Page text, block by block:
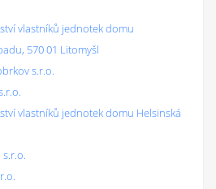
vlastníků jednotek domu
570 01 Litomyšl
s.r.o.
vlastníků jednotek domu Helsinská
s.r.o.